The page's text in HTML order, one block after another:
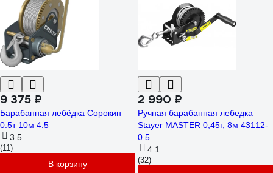
9 375 ₽
Барабанная лебёдка Сорокин
0.5т 10м 4.5
3.5
(11)
В корзину
2 990 ₽
Ручная барабанная лебедка
Stayer MASTER 0,45т, 8м 43112-
0.5
4.1
(32)